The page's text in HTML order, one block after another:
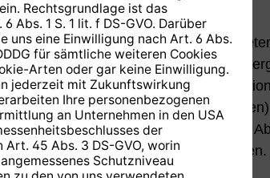
EUTELSAT.
Die Orbitpositionen dieser Satelliten
in der Bundesrepublik Deutschland
Innerhalb Deutschlands liegt der
Position 19,2° Ost bei ca. 28° (im
Meist reichen also schon wenige Meter
freie Sicht auf diesen Satelliten zu haben.